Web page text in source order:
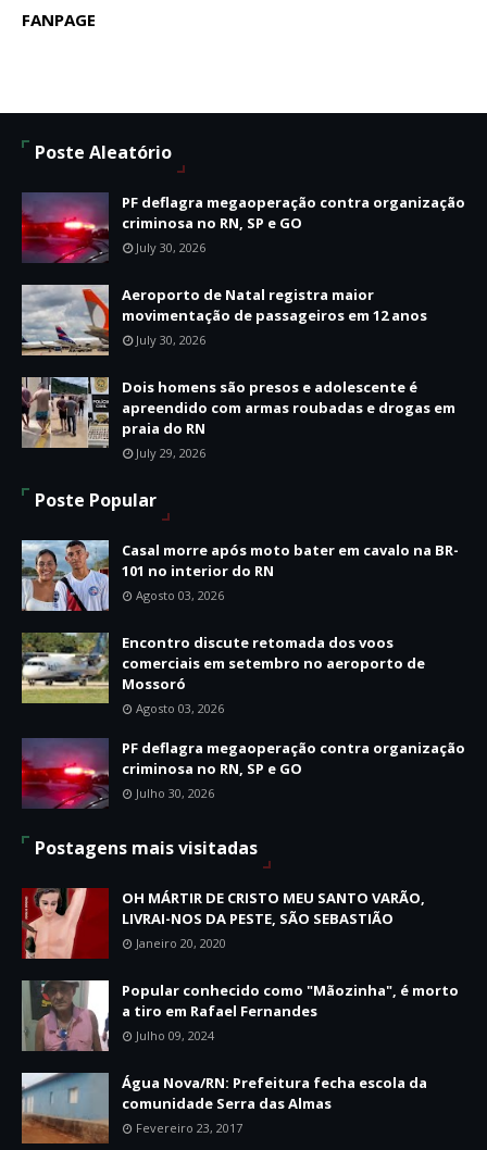
FANPAGE
Poste Aleatório
PF deflagra megaoperação contra organização
criminosa no RN, SP e GO
July 30, 2026
Aeroporto de Natal registra maior
movimentação de passageiros em 12 anos
July 30, 2026
Dois homens são presos e adolescente é
apreendido com armas roubadas e drogas em
praia do RN
July 29, 2026
Poste Popular
Casal morre após moto bater em cavalo na BR-
101 no interior do RN
Agosto 03, 2026
Encontro discute retomada dos voos
comerciais em setembro no aeroporto de
Mossoró
Agosto 03, 2026
PF deflagra megaoperação contra organização
criminosa no RN, SP e GO
Julho 30, 2026
Postagens mais visitadas
OH MÁRTIR DE CRISTO MEU SANTO VARÃO,
LIVRAI-NOS DA PESTE, SÃO SEBASTIÃO
Janeiro 20, 2020
Popular conhecido como "Mãozinha", é morto
a tiro em Rafael Fernandes
Julho 09, 2024
Água Nova/RN: Prefeitura fecha escola da
comunidade Serra das Almas
Fevereiro 23, 2017